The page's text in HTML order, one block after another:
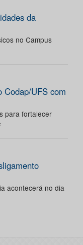
da
no Campus
Codap/UFS com
para fortalecer
acontecerá no dia